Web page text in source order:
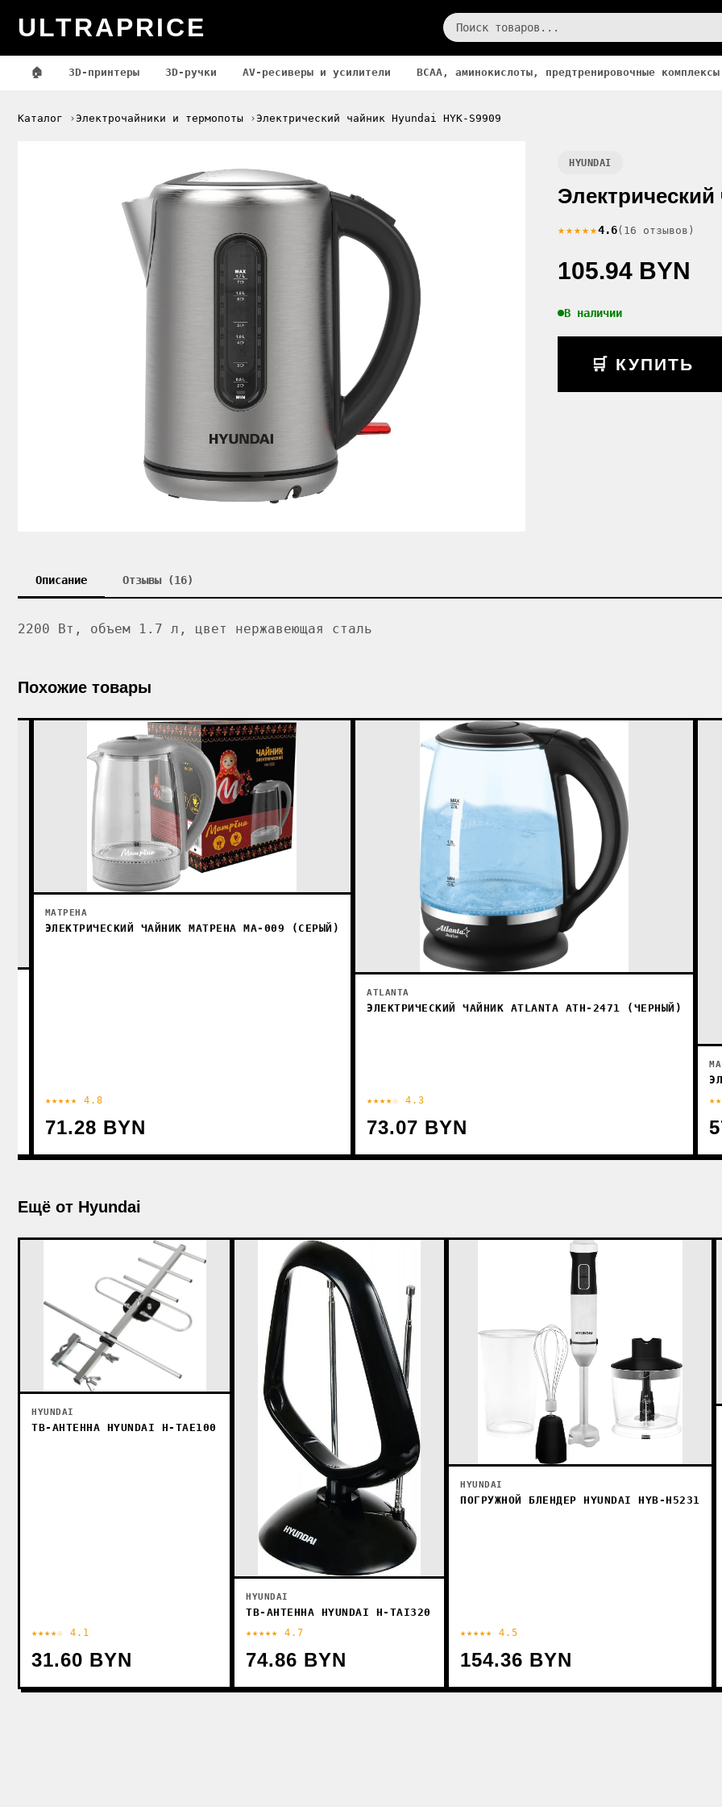
ULTRAPRICE
🏠 3D-принтеры 3D-ручки AV-ресиверы и усилители BCAA, аминокислоты, предтренировочные
Каталог Электрочайники и термопоты Электрический чайник Hyundai HYK-S9909
HYUNDAI
Электрический
★★★★★4.6(16 отзывов)
105.94 BYN
В наличии
🛒 КУПИТЬ
Описание Отзывы (16)
2200 Вт, объем 1.7 л, цвет нержавеющая сталь
Похожие товары
МАТРЕНА
ЭЛЕКТРИЧЕСКИЙ ЧАЙНИК МАТРЕНА MA-009 (СЕРЫЙ)
★★★★★ 4.8
71.28 BYN
ATLANTA
ЭЛЕКТРИЧЕСКИЙ ЧАЙНИК ATLANTA ATH-2471 (ЧЕРНЫЙ)
★★★★☆ 4.3
73.07 BYN
Ещё от Hyundai
HYUNDAI
ТВ-АНТЕННА HYUNDAI H-TAE100
★★★★☆ 4.1
31.60 BYN
HYUNDAI
ТВ-АНТЕННА HYUNDAI H-TAI320
★★★★★ 4.7
74.86 BYN
HYUNDAI
ПОГРУЖНОЙ БЛЕНДЕР HYUNDAI HYB-H5231
★★★★★ 4.5
154.36 BYN